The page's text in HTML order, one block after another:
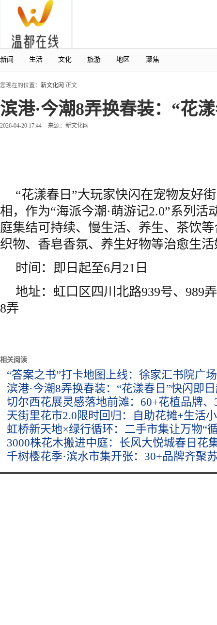
新闻 生活 文化 旅游 地区 聚焦
您现在的位置： 新文化网 正文
滨港·今潮8弄换春装：“花
2026-04-20 17:44 来源：新文化网
“花漾春日”大玩家快闪在宠物友好
相，作为“海派今潮·萌游记2.0”系列活
庭集结可持续、慢生活、养生、茶饮
织物、香皂香氛、养生好物等治愈生
时间：即日起至6月21日
地址：虹口区四川北路939号、989
8弄
相关阅读
“答案之书”打卡地图上线：徐家汇书院广
滨港·今潮8弄换春装：“花漾春日”快闪即
切尔西花展灵感落地前滩：60+花植品牌
天街里花市2.0限时回归：自助花摊+生活
虹桥新天地×绿行循环：二手市集让万物“
3000株花木搬进中庭：长风大悦城春日花
千树樱花季·滨水市集开张：30+品牌齐聚